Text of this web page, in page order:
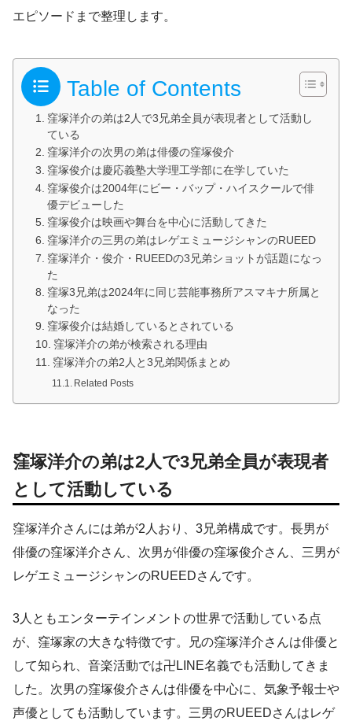
エピソードまで整理します。
Table of Contents
窪塚洋介の弟は2人で3兄弟全員が表現者として活動し
ている
窪塚洋介の次男の弟は俳優の窪塚俊介
窪塚俊介は慶応義塾大学理工学部に在学していた
窪塚俊介は2004年にビー・バップ・ハイスクールで俳
優デビューした
窪塚俊介は映画や舞台を中心に活動してきた
窪塚洋介の三男の弟はレゲエミュージシャンのRUEED
窪塚洋介・俊介・RUEEDの3兄弟ショットが話題になっ
た
窪塚3兄弟は2024年に同じ芸能事務所アスマキナ所属と
なった
窪塚俊介は結婚しているとされている
窪塚洋介の弟が検索される理由
窪塚洋介の弟2人と3兄弟関係まとめ
Related Posts
窪塚洋介の弟は2人で3兄弟全員が表現者
として活動している
窪塚洋介さんには弟が2人おり、3兄弟構成です。長男が
俳優の窪塚洋介さん、次男が俳優の窪塚俊介さん、三男が
レゲエミュージシャンのRUEEDさんです。
3人ともエンターテインメントの世界で活動している点
が、窪塚家の大きな特徴です。兄の窪塚洋介さんは俳優と
して知られ、音楽活動では卍LINE名義でも活動してきま
した。次男の窪塚俊介さんは俳優を中心に、気象予報士や
声優としても活動しています。三男のRUEEDさんはレゲ